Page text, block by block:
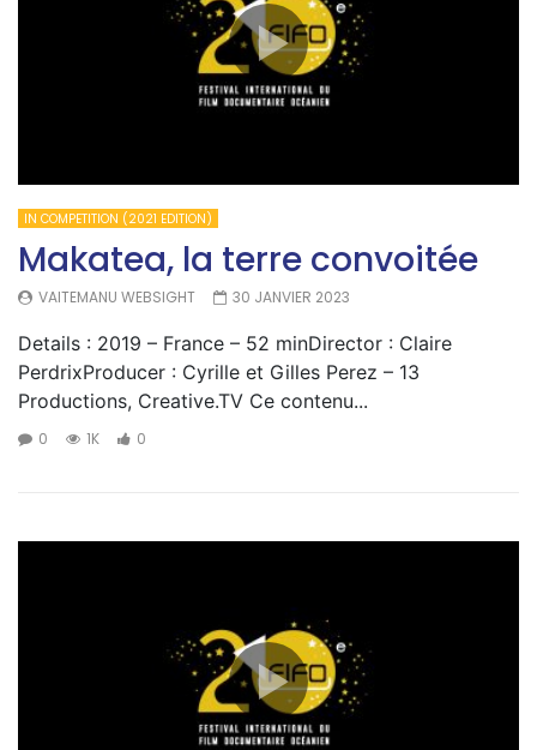
IN COMPETITION (2021 EDITION)
Makatea, la terre convoitée
VAITEMANU WEBSIGHT 30 JANVIER 2023
Details : 2019 – France – 52 minDirector : Claire
PerdrixProducer : Cyrille et Gilles Perez – 13
Productions, Creative.TV Ce contenu...
0 1K 0